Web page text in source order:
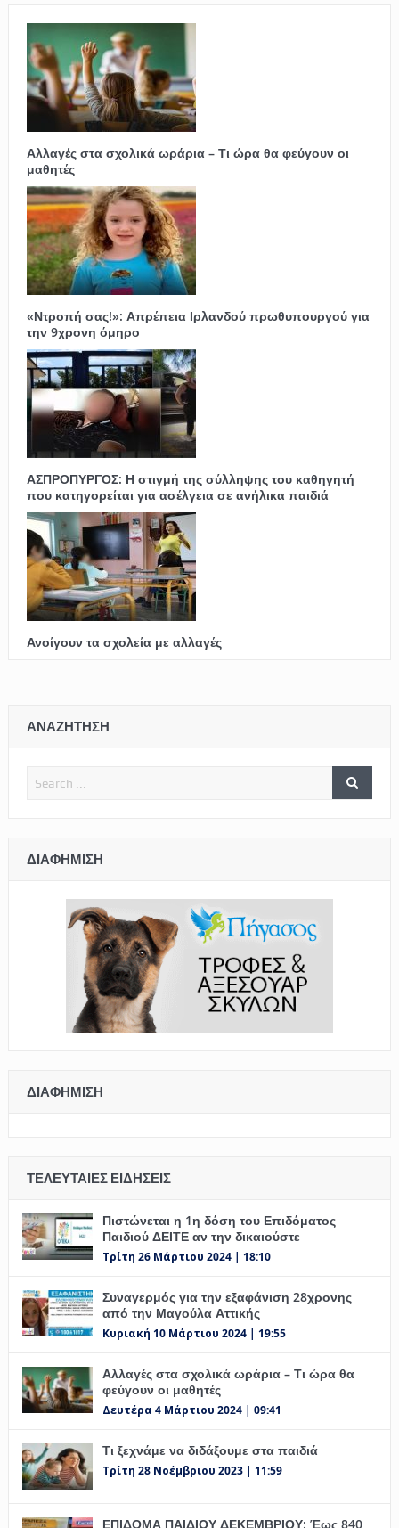
Αλλαγές στα σχολικά ωράρια – Τι ώρα θα φεύγουν οι
μαθητές
«Ντροπή σας!»: Απρέπεια Ιρλανδού πρωθυπουργού για
την 9χρονη όμηρο
ΑΣΠΡΟΠΥΡΓΟΣ: Η στιγμή της σύλληψης του καθηγητή
που κατηγορείται για ασέλγεια σε ανήλικα παιδιά
Ανοίγουν τα σχολεία με αλλαγές
ΑΝΑΖΗΤΗΣΗ
ΔΙΑΦΉΜΙΣΗ
ΔΙΑΦΉΜΙΣΗ
ΤΕΛΕΥΤΑΊΕΣ ΕΙΔΉΣΕΙΣ
Πιστώνεται η 1η δόση του Επιδόματος
Παιδιού ΔΕΙΤΕ αν την δικαιούστε
Τρίτη 26 Μάρτιου 2024 | 18:10
Συναγερμός για την εξαφάνιση 28χρονης
από την Μαγούλα Αττικής
Κυριακή 10 Μάρτιου 2024 | 19:55
Αλλαγές στα σχολικά ωράρια – Τι ώρα θα
φεύγουν οι μαθητές
Δευτέρα 4 Μάρτιου 2024 | 09:41
Τι ξεχνάμε να διδάξουμε στα παιδιά
Τρίτη 28 Νοέμβριου 2023 | 11:59
ΕΠΙΔΟΜΑ ΠΑΙΔΙΟΥ ΔΕΚΕΜΒΡΙΟΥ: Έως 840